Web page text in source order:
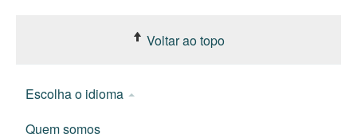
Voltar ao topo
Escolha o idioma
Quem somos